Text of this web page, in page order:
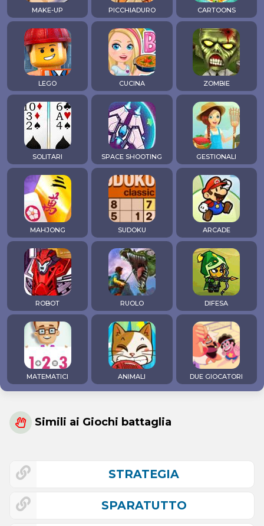
MAKE-UP PICCHIADURO CARTOONS
LEGO CUCINA ZOMBIE
SOLITARI SPACE SHOOTING GESTIONALI
MAHJONG SUDOKU ARCADE
ROBOT RUOLO DIFESA
MATEMATICI ANIMALI DUE GIOCATORI
Simili ai Giochi battaglia
STRATEGIA
SPARATUTTO